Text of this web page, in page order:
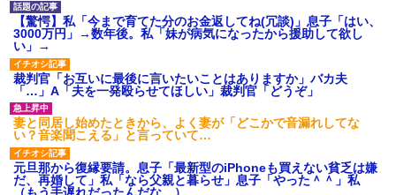
ｗｗｗ
【愕然】白のクラウン俺氏、
高速道路左車線を制限速度で走
った結果wwwwwwwwwwww
百年の恋12-899 食べた量を
張り合ってくる
【悲報】佐藤輝明・・・２軍
でも盛大にやらかす←あまり悲
しませないでくれ
【驚愕】私「今まで育てた分のお金返してね(冗談)」息子「はい、
3000万円」→数年後。私「妹が病気になったから援助して欲し
い」→
裁判官「お互いに最後に言いたいことはありますか」バカ夫
「…」A「夫を一発殴らせてほしい」裁判官「どうぞ」
妻と同居し始めたときから、よく妻が「どこかで音漏れしてな
い？音楽聞こえる」と言っていて…
元旦那から復縁要請。息子「最新型のiPhoneも買えない貧乏は嫌
だ、再婚して」私「なら父親と暮らせ」息子「やった＾＾」私
（もう手遅れだったんだな…）